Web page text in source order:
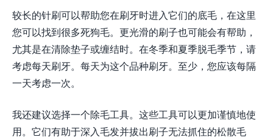
较长的针刷可以帮助您在刷牙时进入它们的底毛，在这里
您可以找到很多死狗毛。更光滑的刷子也可能会有帮助，
尤其是在清除垫子或缠结时。在冬季和夏季脱毛季节，请
考虑每天刷牙。每天为这个品种刷牙。至少，您应该每隔
一天考虑一次。
我还建议选择一个除毛工具。这些工具可以更加谨慎地使
用。它们有助于深入毛发并拔出刷子无法抓住的松散毛